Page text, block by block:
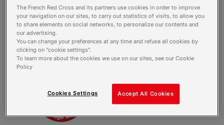
Nos partenaires
The French Red Cross and its partners use cookies in order to improve
your navigation on our sites, to carry out statistics of visits, to allow you
to share elements on social networks, to personalize our contents and
our advertising.
You can change your preferences at any time and refuse all cookies by
clicking on "cookie settings".
To learn more about the cookies we use on our sites, see our Cookie
Policy
Accept All Cookies
Cookies Settings